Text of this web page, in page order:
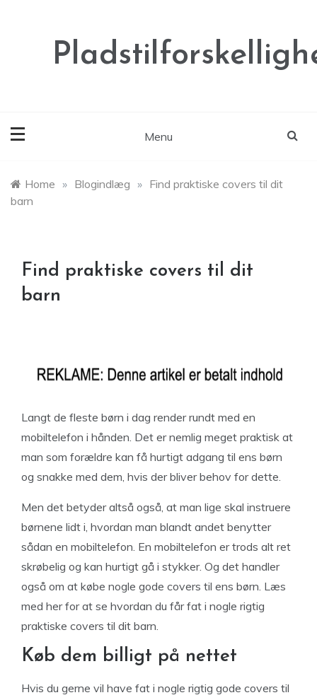
Menu
Home » Blogindlæg » Find praktiske covers til dit
barn
Find praktiske covers til dit
barn
Langt de fleste børn i dag render rundt med en
mobiltelefon i hånden. Det er nemlig meget praktisk at
man som forældre kan få hurtigt adgang til ens børn
og snakke med dem, hvis der bliver behov for dette.
Men det betyder altså også, at man lige skal instruere
børnene lidt i, hvordan man blandt andet benytter
sådan en mobiltelefon. En mobiltelefon er trods alt ret
skrøbelig og kan hurtigt gå i stykker. Og det handler
også om at købe nogle gode covers til ens børn. Læs
med her for at se hvordan du får fat i nogle rigtig
praktiske covers til dit barn.
Køb dem billigt på nettet
Hvis du gerne vil have fat i nogle rigtig gode covers til